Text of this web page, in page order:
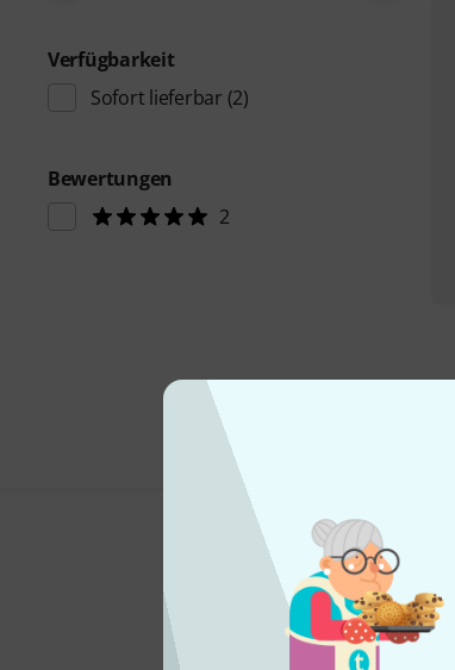
Verfügbarkeit
Sofort lieferbar (2)
Bewertungen
2